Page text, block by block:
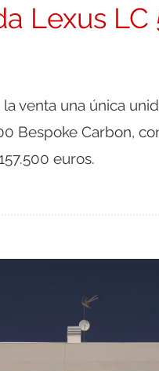
Lexus LC
venta una única
Bespoke Carbon,
euros.